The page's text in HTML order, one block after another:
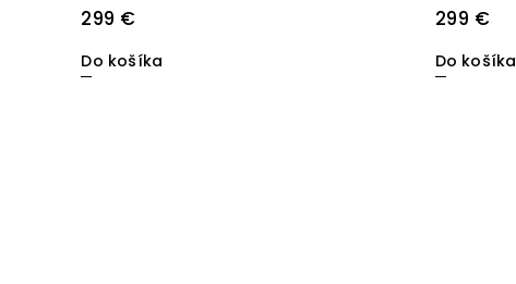
299 €
Do košíka
299 €
Do košíka